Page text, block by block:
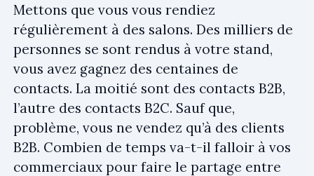
Mettons que vous vous rendiez
régulièrement à des salons. Des milliers de
personnes se sont rendus à votre stand,
vous avez gagnez des centaines de
contacts. La moitié sont des contacts B2B,
l’autre des contacts B2C. Sauf que,
problème, vous ne vendez qu’à des clients
B2B. Combien de temps va-t-il falloir à vos
commerciaux pour faire le partage entre